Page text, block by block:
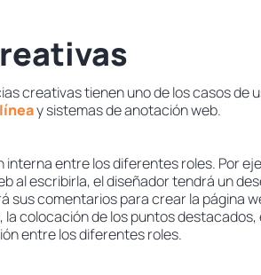
creativas tienen uno de los casos de
y sistemas de anotación web.
interna entre los diferentes roles. Por
al escribirla, el diseñador tendrá un
sus comentarios para crear la página
la colocación de los puntos
entre los diferentes roles.